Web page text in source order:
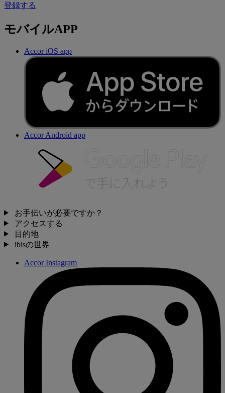
登録する
モバイルAPP
Accor iOS app
Accor Android app
お手伝いが必要ですか？
アクセスする
目的地
ibisの世界
Accor Instagram